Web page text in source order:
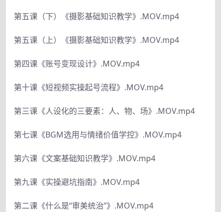
第五课（下）《摄影基础知识教学》.MOV.mp4
第五课（上）《摄影基础知识教学》.MOV.mp4
第四课《账号变现设计》.MOV.mp4
第十课《短视频实操起号流程》.MOV.mp4
第三课《人设化的三要素：人、物、场》.MOV.mp4
第七课《BGM选用与情绪价值学控》.MOV.mp4
第六课《文案基础知识教学》.MOV.mp4
第九课《实操避坑指南》.MOV.mp4
第二课《什么是“审美统治”》.MOV.mp4